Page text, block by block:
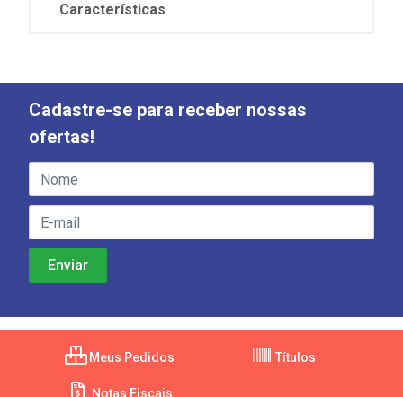
Características
Cadastre-se para receber nossas
ofertas!
Meus Pedidos Títulos
Notas Fiscais